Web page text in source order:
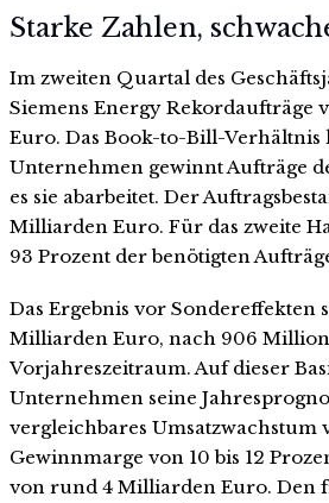
Starke Zahlen,
Im zweiten Quartal des
Siemens Energy Rekordaufträge
Euro. Das Book-to-Bill-Verhältnis
Unternehmen gewinnt Aufträge
es sie abarbeitet. Der
Milliarden Euro. Für das zweite
93 Prozent der benötigten
Das Ergebnis vor Sondereffekten
Milliarden Euro, nach 906
Vorjahreszeitraum. Auf dieser
Unternehmen seine
vergleichbares Umsatzwachstum
Gewinnmarge von 10 bis 12
von rund 4 Milliarden Euro. Den